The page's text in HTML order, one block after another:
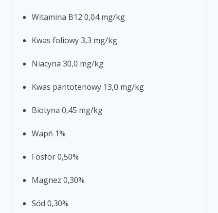
Witamina B12 0,04 mg/kg
Kwas foliowy 3,3 mg/kg
Niacyna 30,0 mg/kg
Kwas pantotenowy 13,0 mg/kg
Biotyna 0,45 mg/kg
Wapń 1%
Fosfor 0,50%
Magnez 0,30%
Sód 0,30%